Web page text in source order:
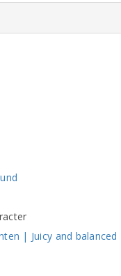
| Juicy and balanced